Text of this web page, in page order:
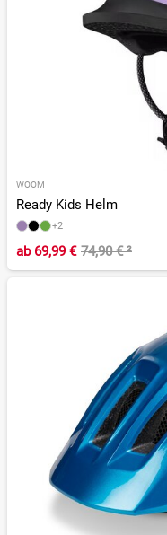
WOOM
Ready Kids Helm
+2
ab69,99 € 74,90 €²